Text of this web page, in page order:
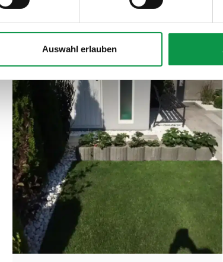
Auswahl erlauben